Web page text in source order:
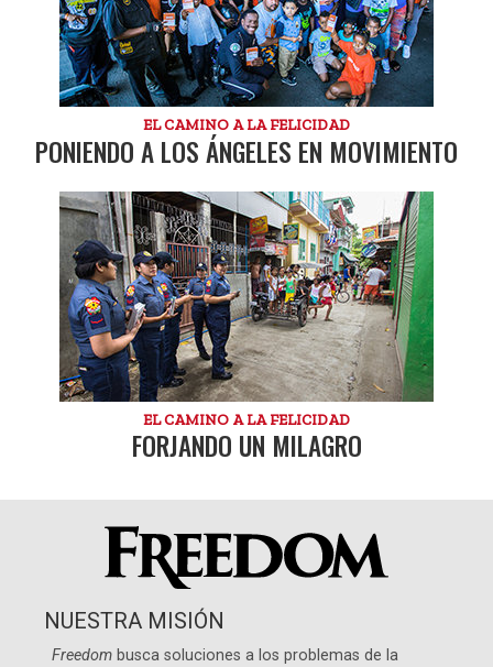
EL CAMINO A LA FELICIDAD
PONIENDO A LOS ÁNGELES EN MOVIMIENTO
EL CAMINO A LA FELICIDAD
FORJANDO UN MILAGRO
NUESTRA MISIÓN
Freedom busca soluciones a los problemas de la